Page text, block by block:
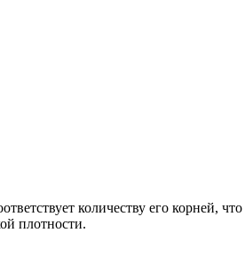
количеству его корней, что
плотности.